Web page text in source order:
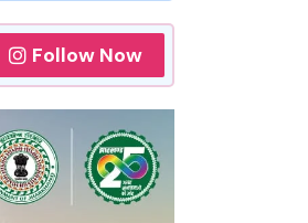
Follow Now